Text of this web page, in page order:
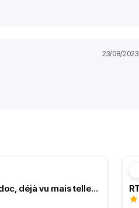
23/08/2023
Balade en Médoc, déjà vu mais tellement agréable